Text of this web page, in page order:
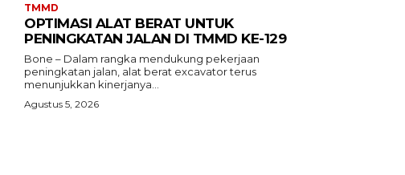
TMMD
OPTIMASI ALAT BERAT UNTUK
PENINGKATAN JALAN DI TMMD KE-129
Bone – Dalam rangka mendukung pekerjaan
peningkatan jalan, alat berat excavator terus
menunjukkan kinerjanya...
Agustus 5, 2026